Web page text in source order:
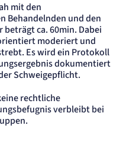
mit den
Behandelnden und den
ca. 60min. Dabei
moderiert und
Es wird ein Protokoll
dokumentiert
Schweigepflicht.
rechtliche
verbleibt bei